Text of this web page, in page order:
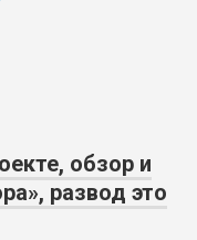
обзор и
развод это